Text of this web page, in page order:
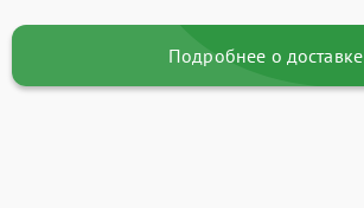
Подробнее о доставке